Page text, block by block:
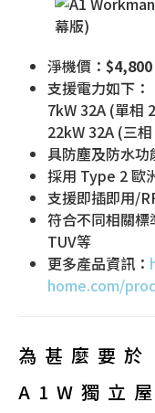
淨機價：
支援電力如下：
7kW 32A (單相
22kW 32A (三
具防塵及防水
採用 Type 2 歐
支援即插即用/
符合不同相關
TUV等
更多產品資訊：
home.com/
為甚麼要
A1W 獨立